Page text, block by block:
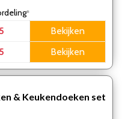
*
Bekijken
Bekijken
& Keukendoeken set